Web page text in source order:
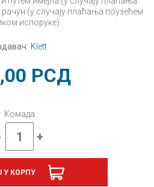
(у случају плаћања поузећем
испоруке).
Klett
РСД
Комада
+
У КОРПУ